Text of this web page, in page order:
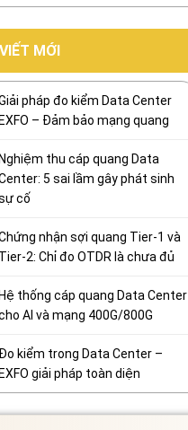
MỚI
pháp đo kiểm Data Center
EXFO – Đảm bảo mạng quang
Nghiệm thu cáp quang Data
5 sai lầm gây phát sinh
cố
nhận sợi quang Tier-1 và
Tier-2: Chỉ đo OTDR là chưa đủ
Hệ thống cáp quang Data Center
AI và mạng 400G/800G
Đo kiểm trong Data Center –
EXFO giải pháp toàn diện